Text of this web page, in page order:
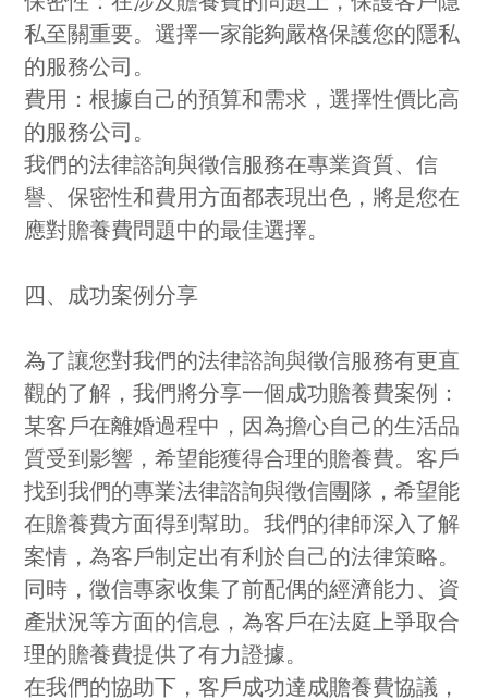
私至關重要。選擇一家能夠嚴格保護您的隱私
的服務公司。
費用：根據自己的預算和需求，選擇性價比高
的服務公司。
我們的法律諮詢與徵信服務在專業資質、信
譽、保密性和費用方面都表現出色，將是您在
應對贍養費問題中的最佳選擇。
四、成功案例分享
為了讓您對我們的法律諮詢與徵信服務有更直
觀的了解，我們將分享一個成功贍養費案例：
某客戶在離婚過程中，因為擔心自己的生活品
質受到影響，希望能獲得合理的贍養費。客戶
找到我們的專業法律諮詢與徵信團隊，希望能
在贍養費方面得到幫助。我們的律師深入了解
案情，為客戶制定出有利於自己的法律策略。
同時，徵信專家收集了前配偶的經濟能力、資
產狀況等方面的信息，為客戶在法庭上爭取合
理的贍養費提供了有力證據。
在我們的協助下，客戶成功達成贍養費協議，